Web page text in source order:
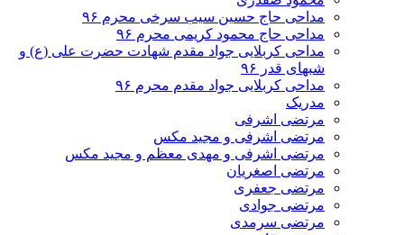
مداحی حاج حسین سیب سرخی محرم ۹۶
مداحی حاج محمود کریمی محرم ۹۶
مداحی کربلایی جواد مقدم شهادت حضرت علی (ع) و
شبهای قدر ۹۶
مداحی کربلایی جواد مقدم محرم ۹۶
مدریک
مرتضی اشرفی
مرتضی اشرفی و مجید مکس
مرتضی اشرفی و مهدی معظم و مجید مکس
مرتضی اصغریان
مرتضی جعفری
مرتضی جوادی
مرتضی سرمدی